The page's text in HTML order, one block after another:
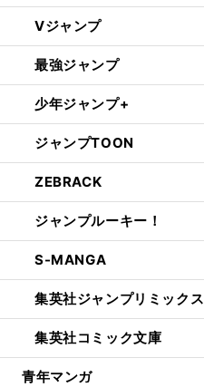
Vジャンプ
最強ジャンプ
少年ジャンプ+
ジャンプTOON
ZEBRACK
ジャンプルーキー！
S-MANGA
集英社ジャンプリミックス
集英社コミック文庫
青年マンガ